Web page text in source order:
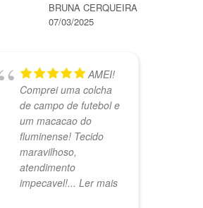
BRUNA CERQUEIRA
07/03/2025
AMEI!
Comprei uma colcha
de campo de futebol e
um macacao do
fluminense! Tecido
maravilhoso,
atendimento
impecavel!... Ler mais